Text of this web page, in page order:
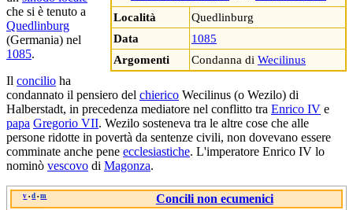
Località
Quedlinburg
Data
1085
Argomenti
Condanna di Wecilinus
che si è tenuto a
Quedlinburg
(Germania) nel
1085.
Il concilio ha
condannato il pensiero del chierico Wecilinus (o Wezilo) di
Halberstadt, in precedenza mediatore nel conflitto tra Enrico IV e
papa Gregorio VII. Wezilo sosteneva tra le altre cose che alle
persone ridotte in povertà da sentenze civili, non dovevano essere
comminate anche pene ecclesiastiche. L'imperatore Enrico IV lo
nominò vescovo di Magonza.
v • d • m Concili non ecumenici